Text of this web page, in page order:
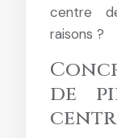
centre
raisons ?
de